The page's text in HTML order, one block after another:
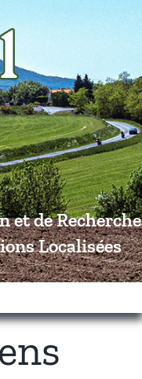
et de Recherche
Localisées